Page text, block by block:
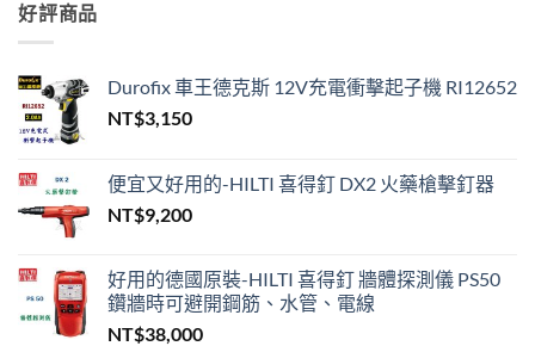
到
NT$650
好評商品
Durofix 車王德克斯 12V充電衝擊起子機 RI12652
NT$3,150
便宜又好用的-HILTI 喜得釘 DX2 火藥槍擊釘器
NT$9,200
好用的德國原裝-HILTI 喜得釘 牆體探測儀 PS50
鑽牆時可避開鋼筋、水管、電線
NT$38,000